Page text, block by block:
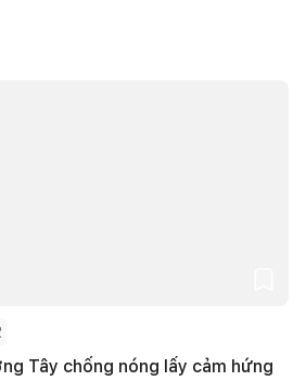
Tây chống nóng lấy cảm hứng